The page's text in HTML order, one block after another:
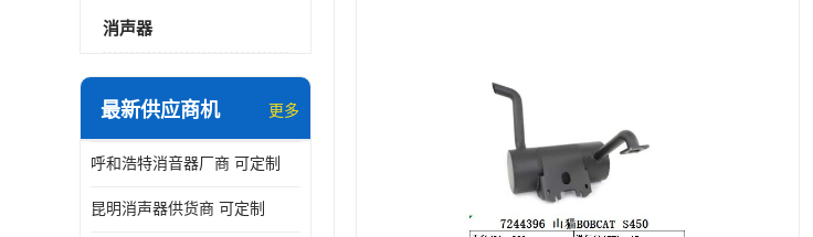
消声器
最新供应商机 更多
呼和浩特消音器厂商 可定制
昆明消声器供货商 可定制